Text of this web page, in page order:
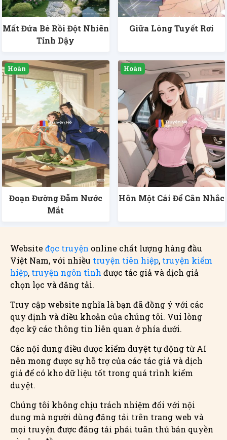
Mất Đứa Bé Rồi Đột Nhiên
Tỉnh Dậy
Giữa Lòng Tuyết Rơi
Đoạn Đường Đẫm Nước
Mắt
Hôn Một Cái Để Cân Nhắc
Website đọc truyện online chất lượng hàng đầu
Việt Nam, với nhiều truyện tiên hiệp, truyện kiếm
hiệp, truyện ngôn tình được tác giả và dịch giả
chọn lọc và đăng tải.
Truy cập website nghĩa là bạn đã đồng ý với các
quy định và điều khoản của chúng tôi. Vui lòng
đọc kỹ các thông tin liên quan ở phía dưới.
Các nội dung điều được kiểm duyệt tự động từ AI
nên mong được sự hỗ trợ của các tác giả và dịch
giả để có kho dữ liệu tốt trong quá trình kiểm
duyệt.
Chúng tôi không chịu trách nhiệm đối với nội
dung mà người dùng đăng tải trên trang web và
mọi truyện được đăng tải phải tuân thủ bản quyền